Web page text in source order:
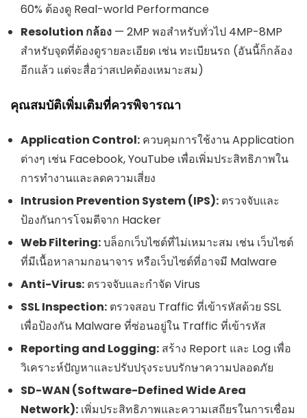
60% ต้องดู Real-world Performance
Resolution กล้อง — 2MP พอสำหรับทั่วไป 4MP-8MP
สำหรับจุดที่ต้องดูรายละเอียด เช่น ทะเบียนรถ (อันนี้ก็กล้อง
อีกแล้ว แต่จะสื่อว่าสเปคต้องเหมาะสม)
คุณสมบัติเพิ่มเติมที่ควรพิจารณา
Application Control: ควบคุมการใช้งาน Application
ต่างๆ เช่น Facebook, YouTube เพื่อเพิ่มประสิทธิภาพใน
การทำงานและลดความเสี่ยง
Intrusion Prevention System (IPS): ตรวจจับและ
ป้องกันการโจมตีจาก Hacker
Web Filtering:บล็อกเว็บไซต์ที่ไม่เหมาะสม เช่น เว็บไซต์
ที่มีเนื้อหาลามกอนาจาร หรือเว็บไซต์ที่อาจมี Malware
Anti-Virus: ตรวจจับและกำจัด Virus
SSL Inspection: ตรวจสอบ Traffic ที่เข้ารหัสด้วย SSL
เพื่อป้องกัน Malware ที่ซ่อนอยู่ใน Traffic ที่เข้ารหัส
Reporting and Logging: สร้าง Report และ Log เพื่อ
วิเคราะห์ปัญหาและปรับปรุงระบบรักษาความปลอดภัย
SD-WAN (Software-Defined Wide Area
Network): เพิ่มประสิทธิภาพและความเสถียรในการเชื่อม